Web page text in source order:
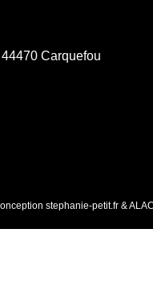
Carquefou
stephanie-petit.fr & ALAC